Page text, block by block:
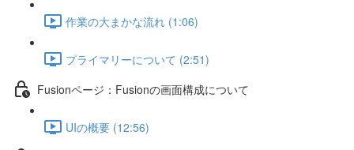
作業の大まかな流れ (1:06)
プライマリーについて (2:51)
Fusionページ：Fusionの画面構成について
UIの概要 (12:56)